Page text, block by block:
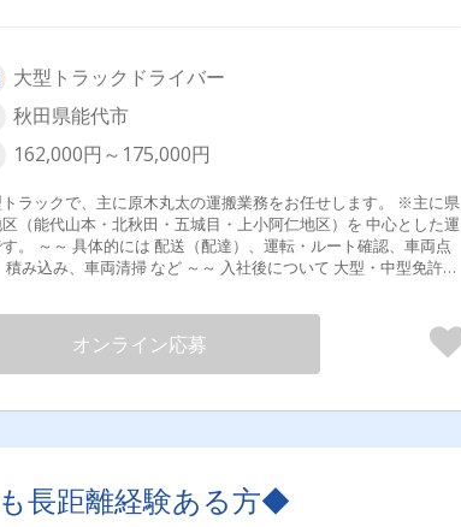
大型トラックドライバー
秋田県能代市
162,000円～175,000円
トラックで、主に原木丸太の運搬業務をお任せします。 ※主に県
（能代山本・北秋田・五城目・上小阿仁地区）を 中心とした運
。 ～～ 具体的には 配送（配達）、運転・ルート確認、車両点
積み込み、車両清掃 など ～～ 入社後について 大型・中型免許を
点検補助、現場の下見などの軽作業を お任せします。 未経験の
、平ボディ車での製材・コンクリート製品の運搬から スタート！
改革関連認定企業」 変更範囲：変更なし 試用期間あり 試用
ヶ月あります
オンライン応募
長距離経験ある方◆